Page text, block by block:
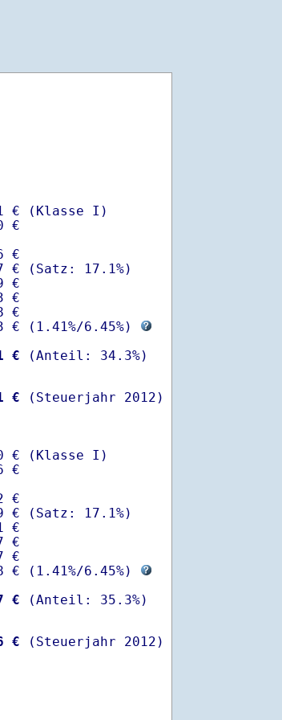
€ (Klasse I)
€
€
€ (Satz: 17.1%)
€
€
€
€ ( 1.41%/6.45%)
€
€ (Steuerjahr 2012)
€ (Klasse I)
€
€
€ (Satz: 17.1%)
€
€
€
€ ( 1.41%/6.45%)
€
€ (Steuerjahr 2012)